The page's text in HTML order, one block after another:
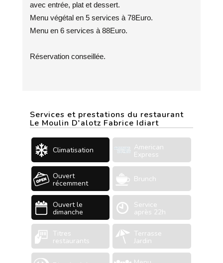
avec entrée, plat et dessert.
Menu végétal en 5 services à 78Euro.
Menu en 6 services à 88Euro.
Réservation conseillée.
Services et prestations du restaurant
Le Moulin D'alotz Fabrice Idiart
Climatisation American
Express
Ouvert
récemment Brunch
Ouvert le
dimanche
Service
après 22h
Titres
restaurants
Terrasse
Jardin